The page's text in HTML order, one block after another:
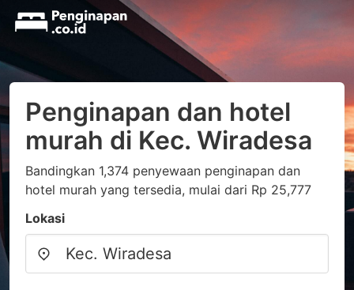
Penginapan dan hotel
murah di Kec. Wiradesa
Bandingkan 1,374 penyewaan penginapan dan
hotel murah yang tersedia, mulai dari Rp 25,777
Lokasi